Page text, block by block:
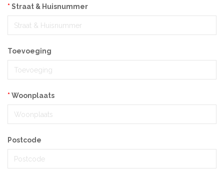
Straat & Huisnummer
Toevoeging
Woonplaats
Postcode